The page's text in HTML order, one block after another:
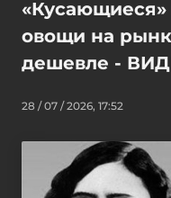
овощи на
дешевле -
28 / 07 / 2026, 17:52